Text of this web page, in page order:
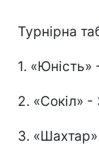
Турнірна
1.
2. «Сокіл»
3.